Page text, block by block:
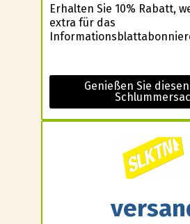
Erhalten Sie 10% Rabatt,
extra für das
Genießen Sie